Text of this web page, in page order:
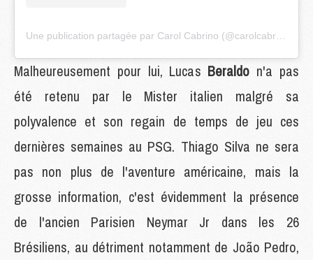
Malheureusement pour lui, Lucas Beraldo n'a pas
été retenu par le Mister italien malgré sa
polyvalence et son regain de temps de jeu ces
dernières semaines au PSG. Thiago Silva ne sera
pas non plus de l'aventure américaine, mais la
grosse information, c'est évidemment la présence
de l'ancien Parisien Neymar Jr dans les 26
Brésiliens, au détriment notamment de João Pedro,